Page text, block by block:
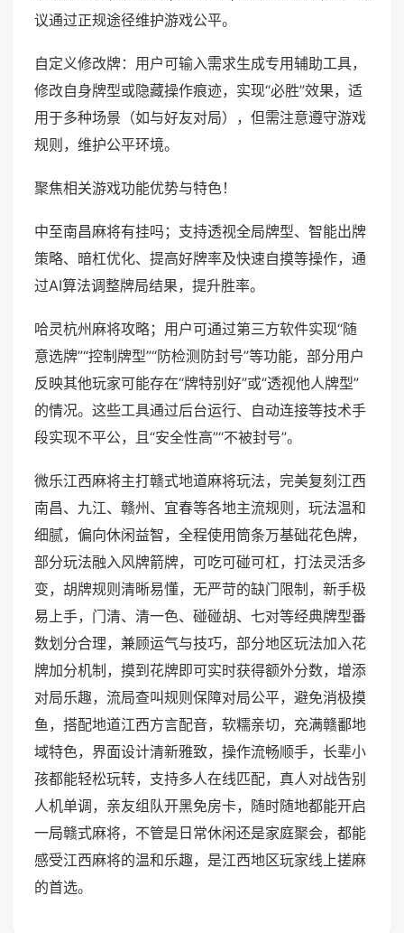
议通过正规途径维护游戏公平。
自定义修改牌：用户可输入需求生成专用辅助工具，
修改自身牌型或隐藏操作痕迹，实现“必胜”效果，适
用于多种场景（如与好友对局），但需注意遵守游戏
规则，维护公平环境。
聚焦相关游戏功能优势与特色！
中至南昌麻将有挂吗；支持透视全局牌型、智能出牌
策略、暗杠优化、提高好牌率及快速自摸等操作，通
过AI算法调整牌局结果，提升胜率。
哈灵杭州麻将攻略；用户可通过第三方软件实现“随
意选牌”“控制牌型”“防检测防封号”等功能，部分用户
反映其他玩家可能存在“牌特别好”或“透视他人牌型”
的情况。这些工具通过后台运行、自动连接等技术手
段实现不平公，且“安全性高”“不被封号”。
微乐江西麻将主打赣式地道麻将玩法，完美复刻江西
南昌、九江、赣州、宜春等各地主流规则，玩法温和
细腻，偏向休闲益智，全程使用筒条万基础花色牌，
部分玩法融入风牌箭牌，可吃可碰可杠，打法灵活多
变，胡牌规则清晰易懂，无严苛的缺门限制，新手极
易上手，门清、清一色、碰碰胡、七对等经典牌型番
数划分合理，兼顾运气与技巧，部分地区玩法加入花
牌加分机制，摸到花牌即可实时获得额外分数，增添
对局乐趣，流局查叫规则保障对局公平，避免消极摸
鱼，搭配地道江西方言配音，软糯亲切，充满赣鄱地
域特色，界面设计清新雅致，操作流畅顺手，长辈小
孩都能轻松玩转，支持多人在线匹配，真人对战告别
人机单调，亲友组队开黑免房卡，随时随地都能开启
一局赣式麻将，不管是日常休闲还是家庭聚会，都能
感受江西麻将的温和乐趣，是江西地区玩家线上搓麻
的首选。